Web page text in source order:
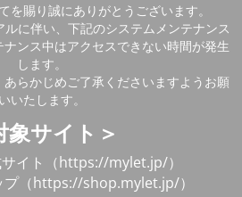
を賜り誠にありがとうございます。
に伴い、下記のシステムメンテナンス
ンス中はアクセスできない時間が発生
します。
らかじめご了承くださいますようお願
いいたします。
象サイト＞
イト（https://mylet.jp/）
プ（https://shop.mylet.jp/）